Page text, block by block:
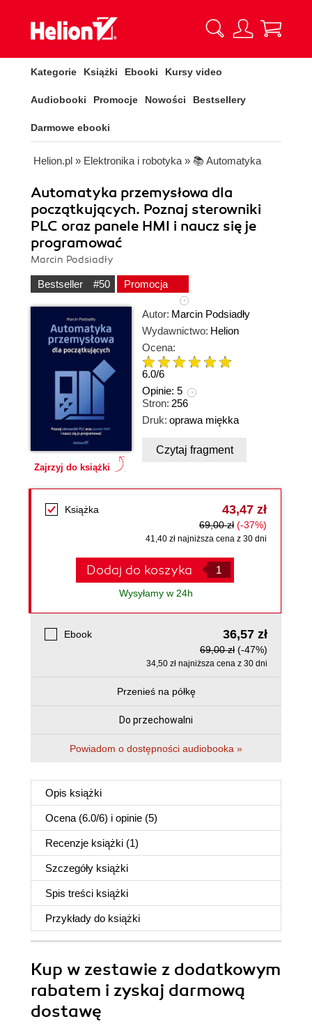
Kategorie Książki Ebooki Kursy video
Audiobooki Promocje Nowości Bestsellery
Darmowe ebooki
Helion.pl » Elektronika i robotyka » 📚 Automatyka
Automatyka przemysłowa dla
początkujących. Poznaj sterowniki
PLC oraz panele HMI i naucz się je
programować
Marcin Podsiadły
Bestseller #50 Promocja
Zajrzyj do książki
Autor: Marcin Podsiadły
Wydawnictwo: Helion
Ocena:
6.0/6
Opinie: 5
Stron: 256
Druk: oprawa miękka
Czytaj fragment
Książka 43,47 zł
69,00 zł (-37%)
41,40 zł najniższa cena z 30 dni
Dodaj do koszyka
Wysyłamy w 24h
Ebook 36,57 zł
69,00 zł (-47%)
34,50 zł najniższa cena z 30 dni
Przenieś na półkę
Do przechowalni
Powiadom o dostępności audiobooka »
Opis książki
Ocena (6.0/6) i opinie (5)
Recenzje książki (1)
Szczegóły książki
Spis treści książki
Przykłady do książki
Kup w zestawie z dodatkowym
rabatem i zyskaj darmową
dostawę